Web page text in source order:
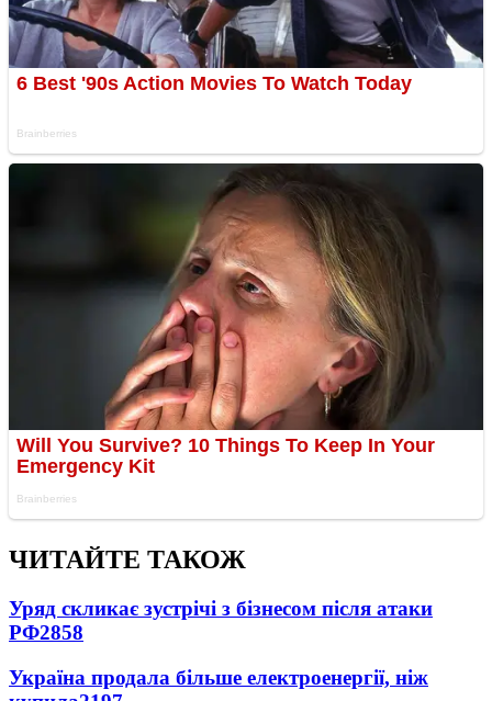
ЧИТАЙТЕ ТАКОЖ
Уряд скликає зустрічі з бізнесом після атаки
РФ2858
Україна продала більше електроенергії, ніж